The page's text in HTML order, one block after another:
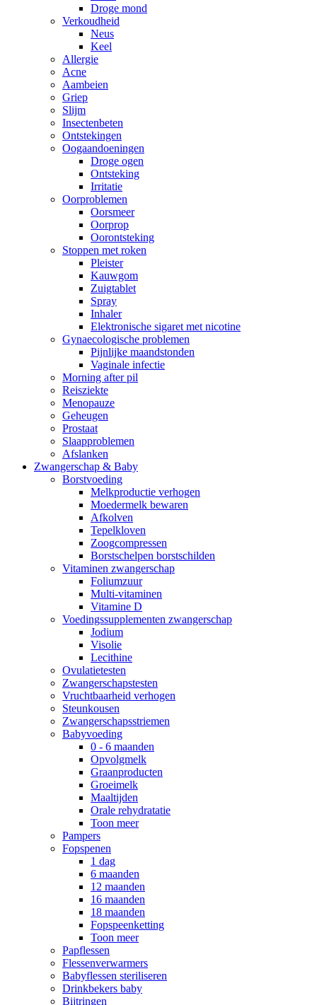
Droge mond
Verkoudheid
Neus
Keel
Allergie
Acne
Aambeien
Griep
Slijm
Insectenbeten
Ontstekingen
Oogaandoeningen
Droge ogen
Ontsteking
Irritatie
Oorproblemen
Oorsmeer
Oorprop
Oorontsteking
Stoppen met roken
Pleister
Kauwgom
Zuigtablet
Spray
Inhaler
Elektronische sigaret met nicotine
Gynaecologische problemen
Pijnlijke maandstonden
Vaginale infectie
Morning after pil
Reisziekte
Menopauze
Geheugen
Prostaat
Slaapproblemen
Afslanken
Zwangerschap & Baby
Borstvoeding
Melkproductie verhogen
Moedermelk bewaren
Afkolven
Tepelkloven
Zoogcompressen
Borstschelpen borstschilden
Vitaminen zwangerschap
Foliumzuur
Multi-vitaminen
Vitamine D
Voedingssupplementen zwangerschap
Jodium
Visolie
Lecithine
Ovulatietesten
Zwangerschapstesten
Vruchtbaarheid verhogen
Steunkousen
Zwangerschapsstriemen
Babyvoeding
0 - 6 maanden
Opvolgmelk
Graanproducten
Groeimelk
Maaltijden
Orale rehydratatie
Toon meer
Pampers
Fopspenen
1 dag
6 maanden
12 maanden
16 maanden
18 maanden
Fopspeenketting
Toon meer
Papflessen
Flessenverwarmers
Babyflessen steriliseren
Drinkbekers baby
Bijtringen